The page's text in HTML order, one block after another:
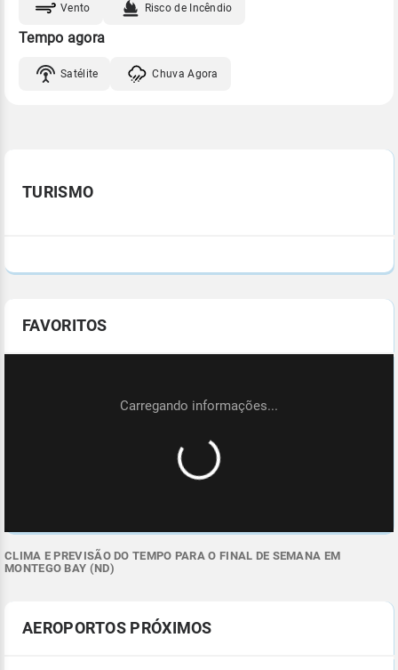
Vento Risco de Incêndio
Tempo agora
Satélite Chuva Agora
TURISMO
FAVORITOS
CLIMA E PREVISÃO DO TEMPO PARA O FINAL DE SEMANA EM
MONTEGO BAY (ND)
AEROPORTOS PRÓXIMOS